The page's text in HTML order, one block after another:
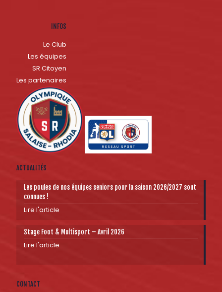
INFOS
Le Club
Les équipes
SR Citoyen
Les partenaires
ACTUALITÉS
Les poules de nos équipes seniors pour la saison 2026/2027 sont
connues !
Lire l'article
Stage Foot & Multisport – Avril 2026
Lire l'article
CONTACT